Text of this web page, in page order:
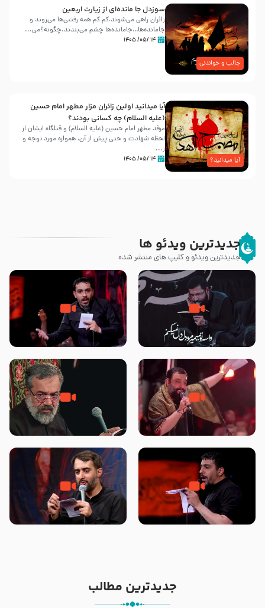
جالب و خواندنی
سوزدل جا مانده‌ای از زیارت اربعین
زائران راهی می‌شوند،کم‌ کم همه رفتنی‌ها می‌روند و
جامانده‌ها…جامانده‌ها چشم می‌بندند.چگونه؟می‌...
۱۴ /۰۵/ ۱۴۰۵
آیا میدانید؟
آیا میدانید اولین زائران مزار مطهر امام حسین
(علیه السلام) چه کسانی بودند؟
مرقد مطهر امام حسین (علیه السلام) و قتلگاه ایشان از
لحظه شهادت و حتی پیش از آن، همواره مورد توجه و
ز...
۱۴ /۰۵/ ۱۴۰۵
جدیدترین ویدئو ها
جدیدترین ویدئو و کلیپ های منتشر شده
مصداق کربلا – حاج حسین سیب
سرخی
شور ، حسینا! به‌ حق زهرا «أُنْظُرْ
إِلَینا» – عزاداری شب هفتم ماه
جانا جانا ابی عبدالله – کربلایی جواد
مقدم – شب هشتم محرم 1448 –
مادر منم مثل تو خمیدم – حاج
محمود کریمی – شهادت حضرت
هیئت رایة العباس علیه السلام
تک ، عبّاس، صاحب دل‌هاست –
حاج حنیف طاهری – عزاداری شب
من غلام نوکراتم من عاشق کربلاتم
– شور زمینه – شب هفتم – محرم
جدیدترین مطالب